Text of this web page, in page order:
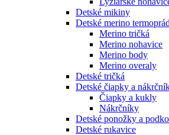
Detské mikiny
Detské merino
Merino tričká
Merino nohavice
Merino body
Merino overaly
Detské tričká
Detské čiapky a
Čiapky a kukly
Nákrčníky
Detské ponožky a
Detské rukavice